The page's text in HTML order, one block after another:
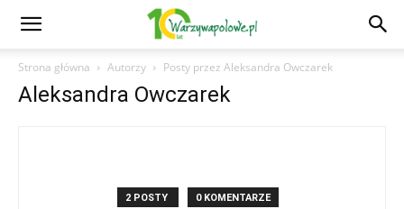
Strona główna Autorzy Posty przez Aleksandra Owczarek
Aleksandra Owczarek
2 POSTY 0 KOMENTARZE